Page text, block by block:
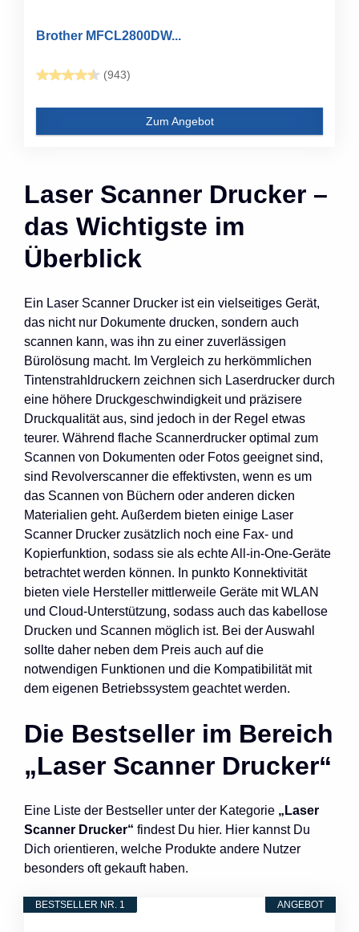
Brother MFCL2800DW...
(943)
Zum Angebot
Laser Scanner Drucker –
das Wichtigste im
Überblick
Ein Laser Scanner Drucker ist ein vielseitiges Gerät,
das nicht nur Dokumente drucken, sondern auch
scannen kann, was ihn zu einer zuverlässigen
Bürolösung macht. Im Vergleich zu herkömmlichen
Tintenstrahldruckern zeichnen sich Laserdrucker durch
eine höhere Druckgeschwindigkeit und präzisere
Druckqualität aus, sind jedoch in der Regel etwas
teurer. Während flache Scannerdrucker optimal zum
Scannen von Dokumenten oder Fotos geeignet sind,
sind Revolverscanner die effektivsten, wenn es um
das Scannen von Büchern oder anderen dicken
Materialien geht. Außerdem bieten einige Laser
Scanner Drucker zusätzlich noch eine Fax- und
Kopierfunktion, sodass sie als echte All-in-One-Geräte
betrachtet werden können. In punkto Konnektivität
bieten viele Hersteller mittlerweile Geräte mit WLAN
und Cloud-Unterstützung, sodass auch das kabellose
Drucken und Scannen möglich ist. Bei der Auswahl
sollte daher neben dem Preis auch auf die
notwendigen Funktionen und die Kompatibilität mit
dem eigenen Betriebssystem geachtet werden.
Die Bestseller im Bereich
„Laser Scanner Drucker“
Eine Liste der Bestseller unter der Kategorie „Laser
Scanner Drucker“ findest Du hier. Hier kannst Du
Dich orientieren, welche Produkte andere Nutzer
besonders oft gekauft haben.
ANGEBOT
BESTSELLER NR. 1